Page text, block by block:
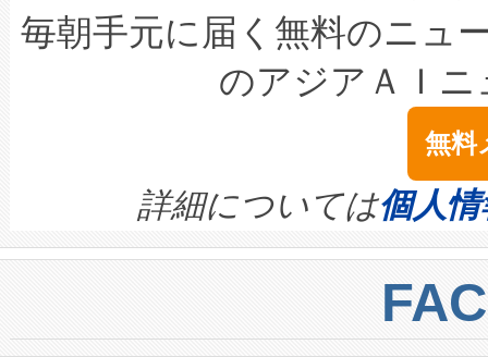
最高経営責任者（CEO）であ
す。「当社のfully-connected
ームを利用すれば、6,000万
きます。この効率性は、フェ
ービスレベル契約（SLA）違
テリー性能の劣化によるダウ
念は、現在データセンターが
ます。 Voltaiq provides a
quality and reliability for AI
BESS stack to ensure battery
centers. Voltaiqは、ai&のAI
からシステム統合、試運転、
キロメートル範囲を検出
LiDAR for Inspections,
は1535 nmレーザーを搭載。
イズの小径化を実現すること
す。ノーマルモードでは、
ートル先まで検出でき、これ
トに対して約600メートルに
では、反射率10％のターゲッ
毎朝手元に届く無料のニュ
のアジアＡＩ
無料
詳細については個人